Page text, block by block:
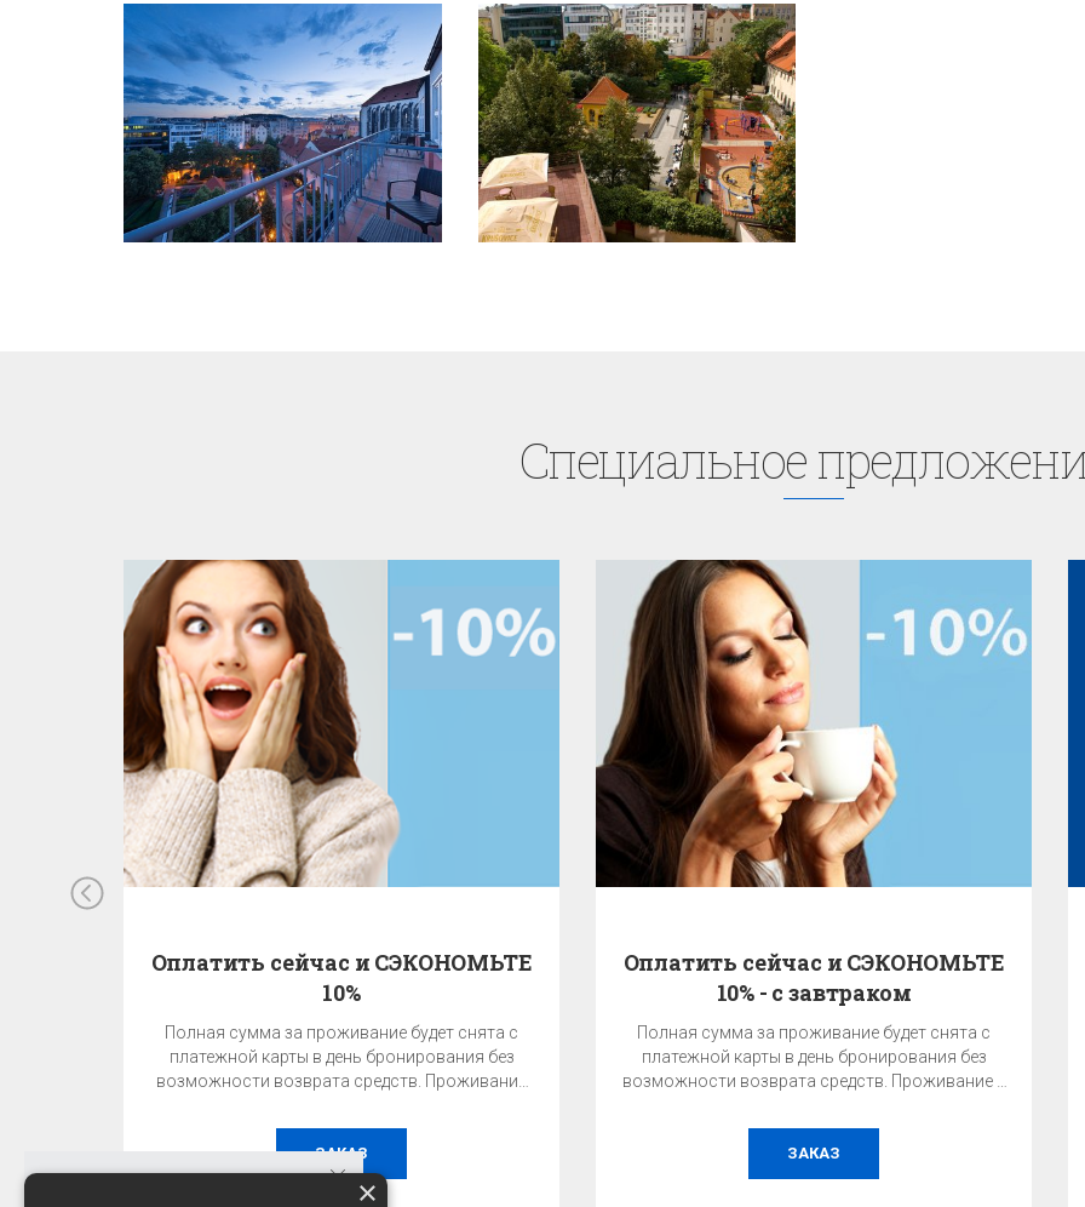
Cпециaльное
Оплатить сейчас и СЭКОНОМЬТЕ
10%
Полная сумма за проживание будет снята с
платежной карты в день бронирования без
возможности возврата средств. Проживание
ЗАКАЗ
Оплатить сейчас и СЭКОНОМЬТЕ
10% - с завтраком
Полная сумма за проживание будет снята с
платежной карты в день бронирования без
возможности возврата средств. Проживание с
ЗАКАЗ
×